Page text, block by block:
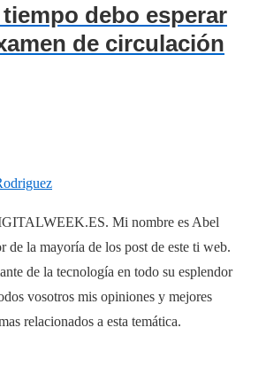
debo esperar
de circulación
Mi nombre es Abel
de la mayoría de los post de este ti web.
de la tecnología en todo su esplendor
vosotros mis opiniones y mejores
relacionados a esta temática.